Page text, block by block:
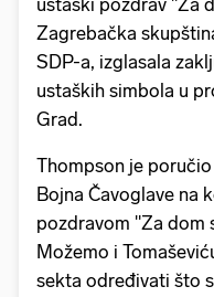
ustaški pozdrav "Za
Zagrebačka
SDP-a, izglasala
ustaških simbola u
Grad.
Thompson je
Bojna Čavoglave na
pozdravom "Za dom
Možemo i
sekta određivati što